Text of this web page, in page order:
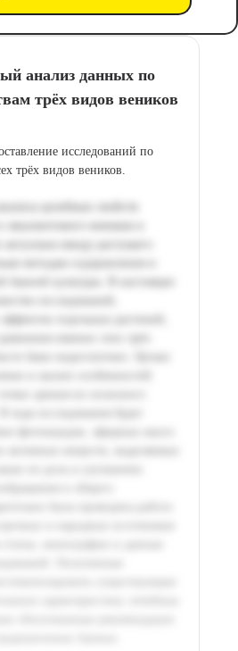
анализ данных по
трёх видов веников
исследований по
трёх видов веников.